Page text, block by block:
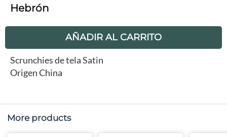
Hebrón
AÑADIR AL CARRITO
Scrunchies de tela Satin
Origen China
More products